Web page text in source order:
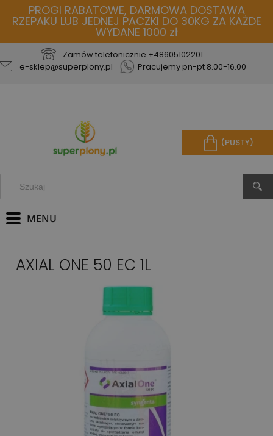
PROGI RABATOWE, DARMOWA DOSTAWA
RZEPAKU LUB JEDNEJ PACZKI DO 30KG ZA KAŻDE
WYDANE 1000 zł
Zamów telefonicznie +48605102201
e-sklep@superplony.pl
Pracujemy pn-pt 8.00-16.00
(PUSTY)
AXIAL ONE 50 EC 1L